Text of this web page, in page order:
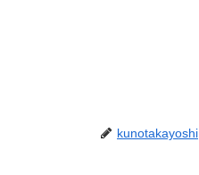
kunotakayoshi